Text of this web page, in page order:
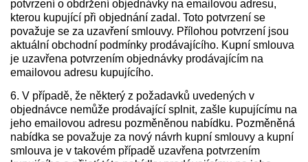
potvrzení o obdržení objednávky na emailovou adresu,
kterou kupující při objednání zadal. Toto potvrzení se
považuje se za uzavření smlouvy. Přílohou potvrzení jsou
aktuální obchodní podmínky prodávajícího. Kupní smlouva
je uzavřena potvrzením objednávky prodávajícím na
emailovou adresu kupujícího.
6. V případě, že některý z požadavků uvedených v
objednávce nemůže prodávající splnit, zašle kupujícímu na
jeho emailovou adresu pozměněnou nabídku. Pozměněná
nabídka se považuje za nový návrh kupní smlouvy a kupní
smlouva je v takovém případě uzavřena potvrzením